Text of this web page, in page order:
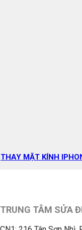
THAY MẶT KÍNH
TRUNG TÂM SỬA